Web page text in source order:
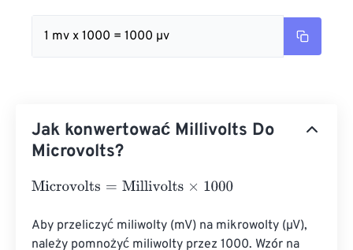
1 mv x 1000 = 1000 µv
Jak konwertować Millivolts Do
Microvolts?
Microvolts=Millivolts×1000
Aby przeliczyć miliwolty (mV) na mikrowolty (µV),
należy pomnożyć miliwolty przez 1000. Wzór na